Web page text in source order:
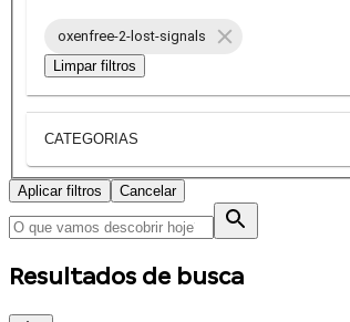
oxenfree-2-lost-signals
Limpar filtros
CATEGORIAS
Aplicar filtros Cancelar
Resultados de busca